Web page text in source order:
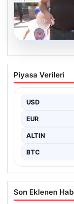
08.08.2026
Doruk
eylemine
{"title": "Doruk
"Eskişehir’de
Piyasa Verileri
USD
EUR
ALTIN
BTC
Son Eklenen